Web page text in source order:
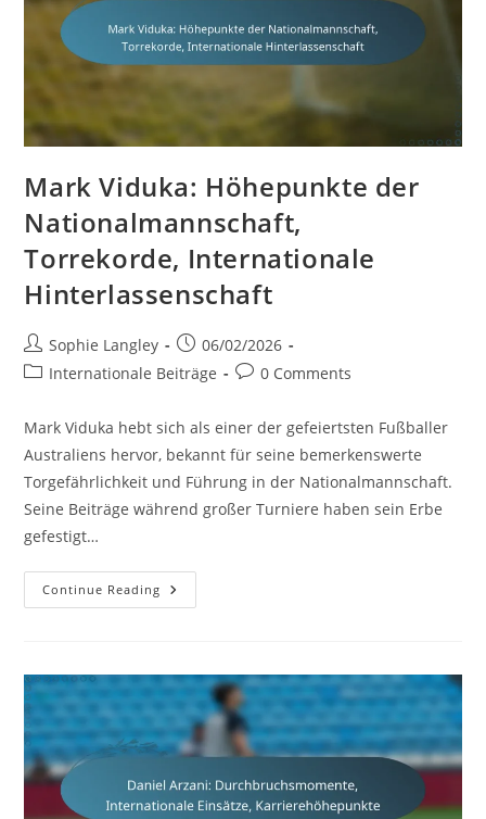
Mark Viduka: Höhepunkte der
Nationalmannschaft,
Torrekorde, Internationale
Hinterlassenschaft
Post
author:
Sophie Langley
Post
published:
06/02/2026
PostInternationale Beiträge
Post0 Comments
Mark Viduka hebt sich als einer der gefeiertsten Fußballer
Australiens hervor, bekannt für seine bemerkenswerte
Torgefährlichkeit und Führung in der Nationalmannschaft.
Seine Beiträge während großer Turniere haben sein Erbe
gefestigt…
Continue Reading Mark
Viduka:
Internationale
Hinterlassenschaft